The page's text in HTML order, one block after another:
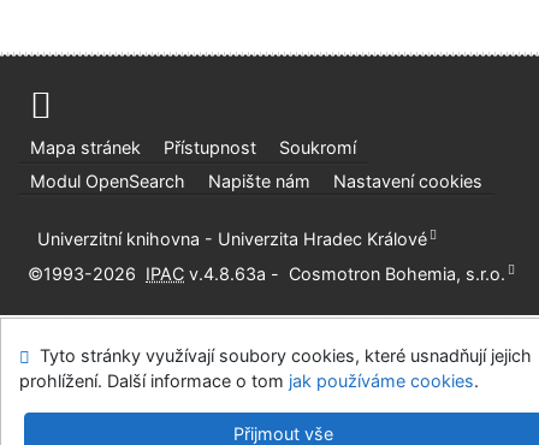
Mapa stránek Přístupnost
Soukromí
Modul OpenSearch
Napište nám Nastavení cookies
Univerzitní knihovna - Univerzita Hradec Králové
©1993-2026 IPAC v.4.8.63a - Cosmotron Bohemia, s.r.o.
Tyto stránky využívají soubory cookies, které usnadňují jejich
prohlížení. Další informace o tom jak používáme cookies.
Přijmout vše